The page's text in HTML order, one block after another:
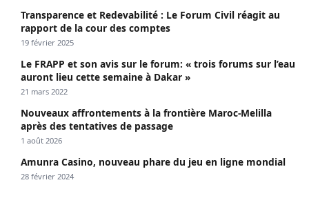
Transparence et Redevabilité : Le Forum Civil réagit au
rapport de la cour des comptes
19 février 2025
Le FRAPP et son avis sur le forum: « trois forums sur l’eau
auront lieu cette semaine à Dakar »
21 mars 2022
Nouveaux affrontements à la frontière Maroc-Melilla
après des tentatives de passage
1 août 2026
Amunra Casino, nouveau phare du jeu en ligne mondial
28 février 2024